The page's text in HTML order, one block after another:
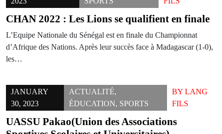
CHAN 2022 : Les Lions se qualifient en finale
L’Equipe Nationale du Sénégal est en finale du Championnat
d’Afrique des Nations. Après leur succès face à Madagascar (1-0),
les…
JANUARY
30, 2023
ACTUALITÉ,
ÉDUCATION, SPORTS
BYLANG
FILS
UASSU Pakao(Union des Associations